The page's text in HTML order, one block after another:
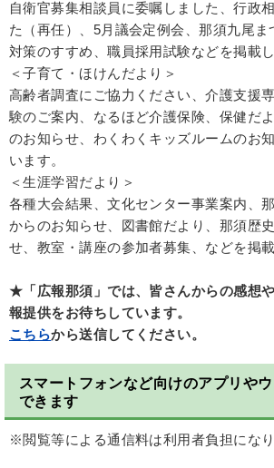
自衛官募集相談員に委嘱しました、行政
た（再任）、5月議会定例会、那須九尾
対策のすすめ、職員採用試験などを掲載し
＜子育て・ほけんだより＞
高齢者調査にご協力ください、介護支援
験のご案内、なるほど介護保険、保健だ
のお知らせ、わくわくキッズルームのお
います。
＜生涯学習だより＞
各種大会結果、文化センター事業案内、
からのお知らせ、図書館だより、那須歴
せ、教室・講座の参加者募集、などを掲載
★「広報那須」では、皆さんからの感想
報提供をお待ちしています。
こちらから送信してください。
スマートフォンなど向けのアプリや
できます
※閲覧等による通信料は利用者負担になり